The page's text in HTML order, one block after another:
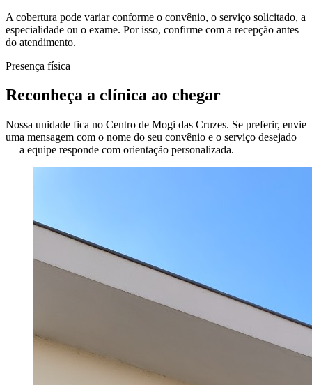
A cobertura pode variar conforme o convênio, o serviço solicitado, a
especialidade ou o exame. Por isso, confirme com a recepção antes
do atendimento.
Presença física
Reconheça a clínica ao chegar
Nossa unidade fica no Centro de Mogi das Cruzes. Se preferir, envie
uma mensagem com o nome do seu convênio e o serviço desejado
— a equipe responde com orientação personalizada.